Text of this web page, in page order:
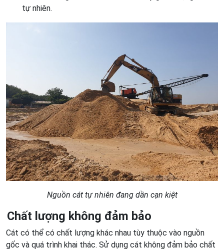
tự nhiên.
Nguồn cát tự nhiên đang dần cạn kiệt
Chất lượng không đảm bảo
Cát có thể có chất lượng khác nhau tùy thuộc vào nguồn
gốc và quá trình khai thác. Sử dụng cát không đảm bảo chất